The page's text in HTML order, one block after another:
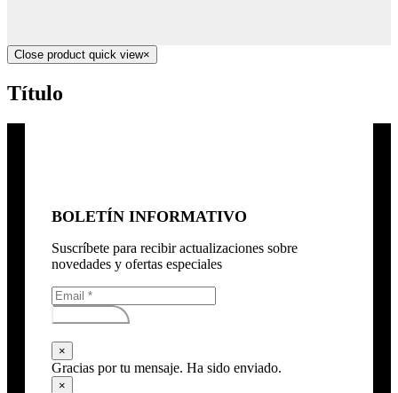
Close product quick view×
Título
BOLETÍN INFORMATIVO
Suscríbete para recibir actualizaciones sobre
novedades y ofertas especiales
Subscribirse
×
Gracias por tu mensaje. Ha sido enviado.
×